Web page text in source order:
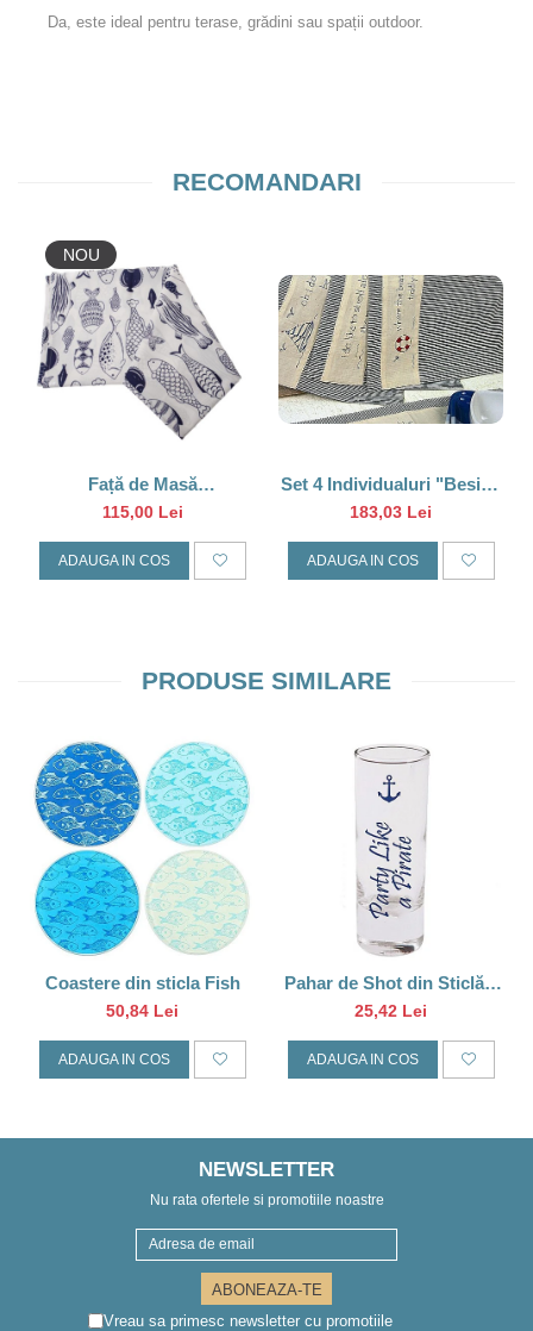
Da, este ideal pentru terase, grădini sau spații outdoor.
RECOMANDARI
NOU
Față de Masă
Impermeabilă cu Pești –
140×140 cm, Model Marin
115,00 Lei
ADAUGA IN COS
Set 4 Individualuri "Beside
Seaside", 48cm
183,03 Lei
ADAUGA IN COS
PRODUSE SIMILARE
Coastere din sticla Fish
50,84 Lei
ADAUGA IN COS
Pahar de Shot din Sticlă –
“Party Like a Pirate”
25,42 Lei
ADAUGA IN COS
NEWSLETTER
Nu rata ofertele si promotiile noastre
Vreau sa primesc newsletter cu promotiile